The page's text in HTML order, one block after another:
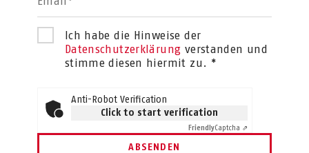
Ich habe die Hinweise der
Datenschutzerklärung verstanden und
stimme diesen hiermit zu. *
Anti-Robot Verification
Click to start verification
FriendlyCaptcha ⇗
ABSENDEN